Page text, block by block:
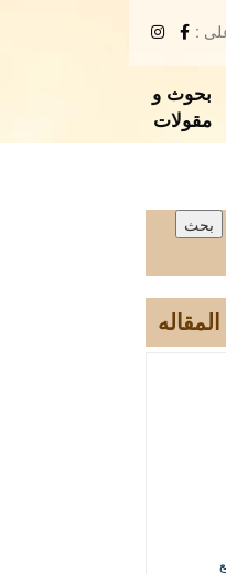
:
بحوث و
مقولات